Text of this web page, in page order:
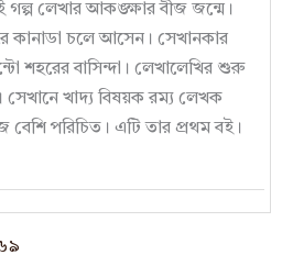
লেখার আকঙ্ক্ষার বীজ জন্মে।
কানাডা চলে আসেন। সেখানকার
শহরের বাসিন্দা। লেখালেখির শুরু
সেখানে খাদ্য বিষয়ক রম্য লেখক
বেশি পরিচিত। এটি তার প্রথম বই।